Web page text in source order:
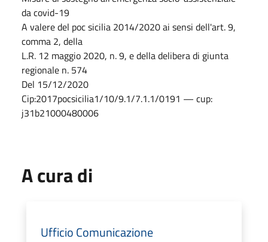
da covid-19
A valere del poc sicilia 2014/2020 ai sensi dell'art. 9,
comma 2, della
L.R. 12 maggio 2020, n. 9, e della delibera di giunta
regionale n. 574
Del 15/12/2020
Cip:2017pocsicilia1/10/9.1/7.1.1/0191 — cup:
j31b21000480006
A cura di
Ufficio Comunicazione